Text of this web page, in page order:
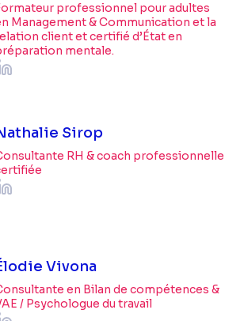
professionnel pour adultes
Management & Communication et la
client et certifié d’État en
mentale.
Sirop
RH & coach professionnelle
Vivona
en Bilan de compétences &
/ Psychologue du travail